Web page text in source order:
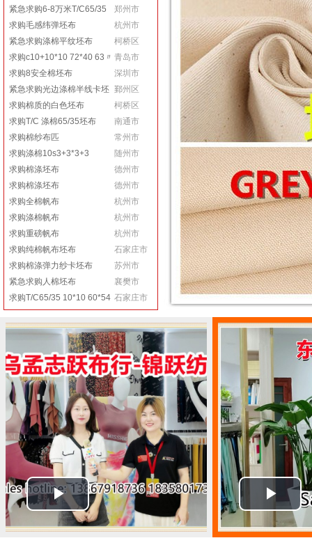
郑州市
紧急求购6-8万米T/C65/35
20x16 120*60 58/59
杭州市
求购毛感纬弹坯布
柯桥区
紧急求购涤棉平纹坯布
青岛市
求购c10+10*10 72*40 63〃
坯布
深圳市
求购8安全棉坯布
鄞州区
紧急求购光边涤棉半线卡坯
布
柯桥区
求购棉质的白色坯布
南通市
求购T/C 涤棉65/35坯布
常州市
求购棉纱布匹
随州市
求购涤棉10s3+3*3+3
德州市
求购棉涤坯布
德州市
求购棉涤坯布
杭州市
求购全棉帆布
杭州市
求购涤棉帆布
杭州市
求购重磅帆布
石家庄市
求购纯棉帆布坯布
苏州市
求购棉涤弹力纱卡坯布
襄樊市
紧急求购人棉坯布
石家庄市
求购T/C65/35 10*10 60*54